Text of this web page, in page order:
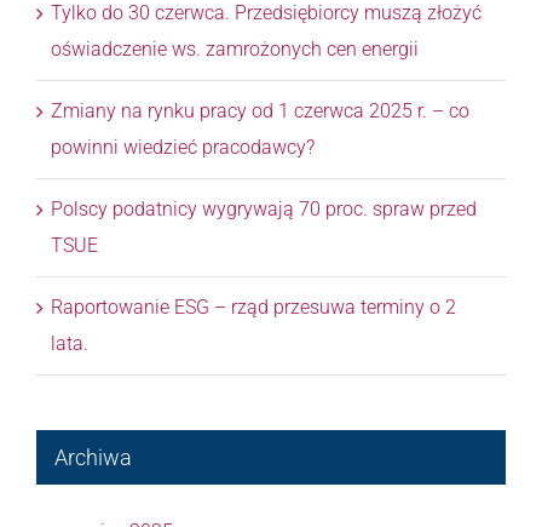
Tylko do 30 czerwca. Przedsiębiorcy muszą złożyć
oświadczenie ws. zamrożonych cen energii
Zmiany na rynku pracy od 1 czerwca 2025 r. – co
powinni wiedzieć pracodawcy?
Polscy podatnicy wygrywają 70 proc. spraw przed
TSUE
Raportowanie ESG – rząd przesuwa terminy o 2
lata.
Archiwa